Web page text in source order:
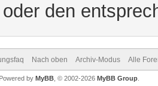
den
Nach oben Archiv-Modus Alle
Powered by MyBB , © 2002-2026 MyBB Group